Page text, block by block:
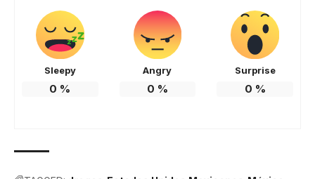
Sleepy
0 %
Angry
0 %
Surprise
0 %